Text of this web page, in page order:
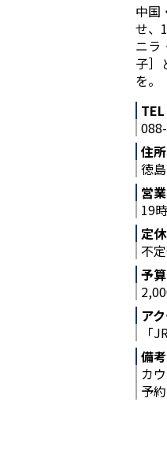
中国
せ、
ニラ
子］
を。
TEL
住所
徳
営
19
定
不
予算
ア
「
備考
カ
予